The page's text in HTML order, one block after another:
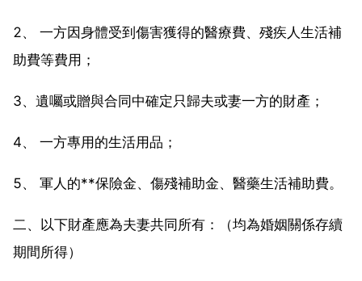
2、 一方因身體受到傷害獲得的醫療費、殘疾人生活補
助費等費用；
3、遺囑或贈與合同中確定只歸夫或妻一方的財產；
4、 一方專用的生活用品；
5、 軍人的**保險金、傷殘補助金、醫藥生活補助費。
二、以下財產應為夫妻共同所有：（均為婚姻關係存續
期間所得）